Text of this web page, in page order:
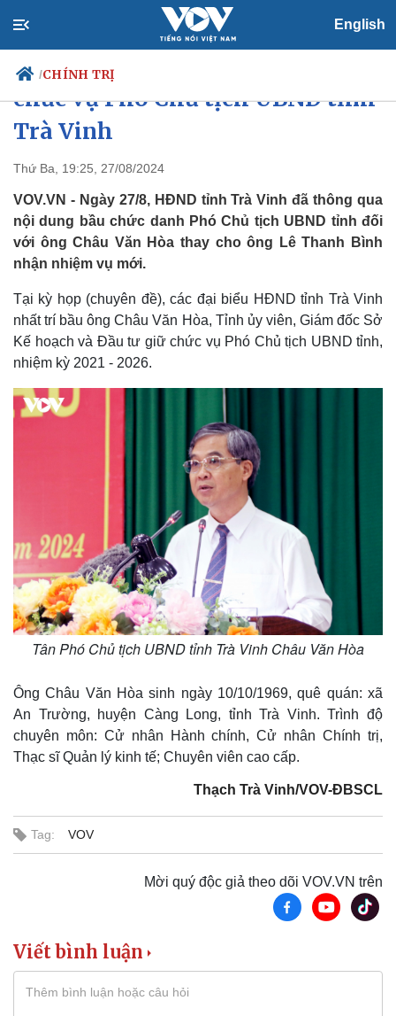
English
/CHÍNH TRỊ
Chính trị
Tổ chức nhân sự
Quốc hội
Nhận diện sự thật
Tin 24h
Dự báo thời tiết
Giáo dục
Dấu ấn VOV
Ông Châu Văn Hòa được bầu giữ
chức vụ Phó Chủ tịch UBND tỉnh
Trà Vinh
Thứ Ba, 19:25, 27/08/2024
VOV.VN - Ngày 27/8, HĐND tỉnh Trà Vinh đã thông qua
nội dung bầu chức danh Phó Chủ tịch UBND tỉnh đối
với ông Châu Văn Hòa thay cho ông Lê Thanh Bình
nhận nhiệm vụ mới.
Tại kỳ họp (chuyên đề), các đại biểu HĐND tỉnh Trà Vinh
nhất trí bầu ông Châu Văn Hòa, Tỉnh ủy viên, Giám đốc Sở
Kế hoạch và Đầu tư giữ chức vụ Phó Chủ tịch UBND tỉnh,
nhiệm kỳ 2021 - 2026.
Tân Phó Chủ tịch UBND tỉnh Trà Vinh Châu Văn Hòa
Ông Châu Văn Hòa sinh ngày 10/10/1969, quê quán: xã
An Trường, huyện Càng Long, tỉnh Trà Vinh. Trình độ
chuyên môn: Cử nhân Hành chính, Cử nhân Chính trị,
Thạc sĩ Quản lý kinh tế; Chuyên viên cao cấp.
Thạch Trà Vinh/VOV-ĐBSCL
Tag: VOV
Mời quý độc giả theo dõi VOV.VN trên
Viết bình luận